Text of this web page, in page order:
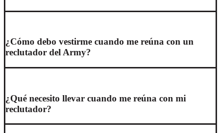
¿Cómo debo vestirme cuando me reúna con un
reclutador del Army?
¿Qué necesito llevar cuando me reúna con mi
reclutador?